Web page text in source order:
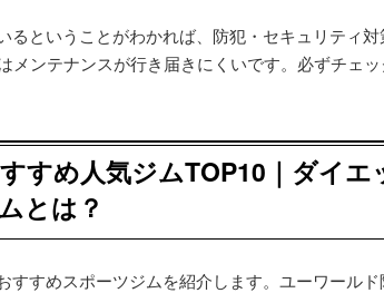
るということがわかれば、防犯・セキュリティ
メンテナンスが行き届きにくいです。必ずチェッ
すめ人気ジムTOP10｜ダイエ
とは？
すすめスポーツジムを紹介します。ユーワール